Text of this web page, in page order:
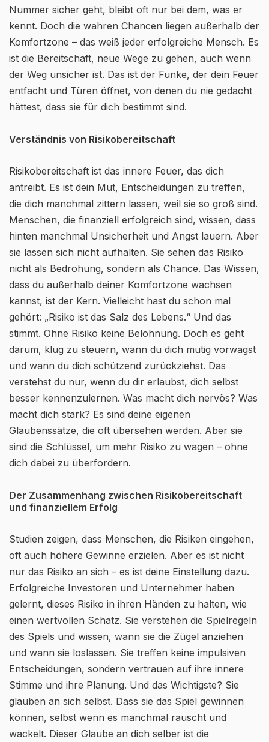
Nummer sicher geht, bleibt oft nur bei dem, was er
kennt. Doch die wahren Chancen liegen außerhalb der
Komfortzone – das weiß jeder erfolgreiche Mensch. Es
ist die Bereitschaft, neue Wege zu gehen, auch wenn
der Weg unsicher ist. Das ist der Funke, der dein Feuer
entfacht und Türen öffnet, von denen du nie gedacht
hättest, dass sie für dich bestimmt sind.
Verständnis von Risikobereitschaft
Risikobereitschaft ist das innere Feuer, das dich
antreibt. Es ist dein Mut, Entscheidungen zu treffen,
die dich manchmal zittern lassen, weil sie so groß sind.
Menschen, die finanziell erfolgreich sind, wissen, dass
hinten manchmal Unsicherheit und Angst lauern. Aber
sie lassen sich nicht aufhalten. Sie sehen das Risiko
nicht als Bedrohung, sondern als Chance. Das Wissen,
dass du außerhalb deiner Komfortzone wachsen
kannst, ist der Kern. Vielleicht hast du schon mal
gehört: „Risiko ist das Salz des Lebens.“ Und das
stimmt. Ohne Risiko keine Belohnung. Doch es geht
darum, klug zu steuern, wann du dich mutig vorwagst
und wann du dich schützend zurückziehst. Das
verstehst du nur, wenn du dir erlaubst, dich selbst
besser kennenzulernen. Was macht dich nervös? Was
macht dich stark? Es sind deine eigenen
Glaubenssätze, die oft übersehen werden. Aber sie
sind die Schlüssel, um mehr Risiko zu wagen – ohne
dich dabei zu überfordern.
Der Zusammenhang zwischen Risikobereitschaft
und finanziellem Erfolg
Studien zeigen, dass Menschen, die Risiken eingehen,
oft auch höhere Gewinne erzielen. Aber es ist nicht
nur das Risiko an sich – es ist deine Einstellung dazu.
Erfolgreiche Investoren und Unternehmer haben
gelernt, dieses Risiko in ihren Händen zu halten, wie
einen wertvollen Schatz. Sie verstehen die Spielregeln
des Spiels und wissen, wann sie die Zügel anziehen
und wann sie loslassen. Sie treffen keine impulsiven
Entscheidungen, sondern vertrauen auf ihre innere
Stimme und ihre Planung. Und das Wichtigste? Sie
glauben an sich selbst. Dass sie das Spiel gewinnen
können, selbst wenn es manchmal rauscht und
wackelt. Dieser Glaube an dich selber ist die